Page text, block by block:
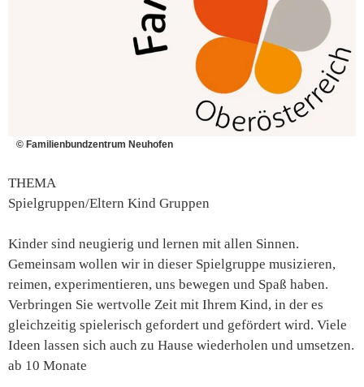
© Familienbundzentrum Neuhofen
THEMA
Spielgruppen/Eltern Kind Gruppen
Kinder sind neugierig und lernen mit allen Sinnen.
Gemeinsam wollen wir in dieser Spielgruppe musizieren,
reimen, experimentieren, uns bewegen und Spaß haben.
Verbringen Sie wertvolle Zeit mit Ihrem Kind, in der es
gleichzeitig spielerisch gefordert und gefördert wird. Viele
Ideen lassen sich auch zu Hause wiederholen und umsetzen.
ab 10 Monate